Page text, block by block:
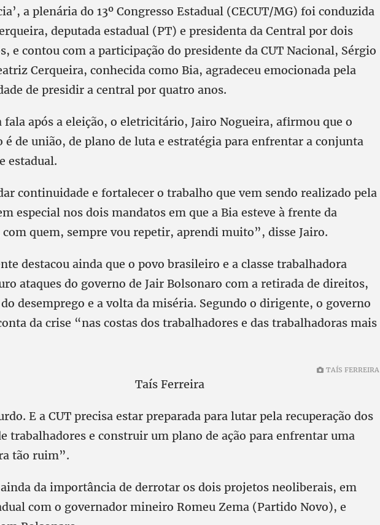
a plenária do 13º Congresso Estadual (CECUT/MG) foi conduzida
deputada estadual (PT) e presidenta da Central por dois
e contou com a participação do presidente da CUT Nacional, Sérgio
Cerqueira, conhecida como Bia, agradeceu emocionada pela
de presidir a central por quatro anos.
fala após a eleição, o eletricitário, Jairo Nogueira, afirmou que o
é de união, de plano de luta e estratégia para enfrentar a conjunta
estadual.
continuidade e fortalecer o trabalho que vem sendo realizado pela
especial nos dois mandatos em que a Bia esteve à frente da
com quem, sempre vou repetir, aprendi muito”, disse Jairo.
destacou ainda que o povo brasileiro e a classe trabalhadora
ataques do governo de Jair Bolsonaro com a retirada de direitos,
desemprego e a volta da miséria. Segundo o dirigente, o governo
da crise “nas costas dos trabalhadores e das trabalhadoras mais
TAÍS FERREIRA
E a CUT precisa estar preparada para lutar pela recuperação dos
trabalhadores e construir um plano de ação para enfrentar uma
tão ruim”.
da importância de derrotar os dois projetos neoliberais, em
com o governador mineiro Romeu Zema (Partido Novo), e